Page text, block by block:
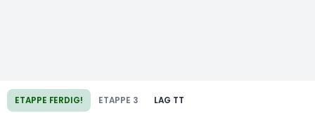
ETAPPE FERDIG! ETAPPE 3 LAG TT
Forrige etappe Neste etappe